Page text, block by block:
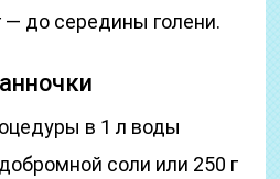
— до середины голени.
в 1 л воды
соли или 250 г